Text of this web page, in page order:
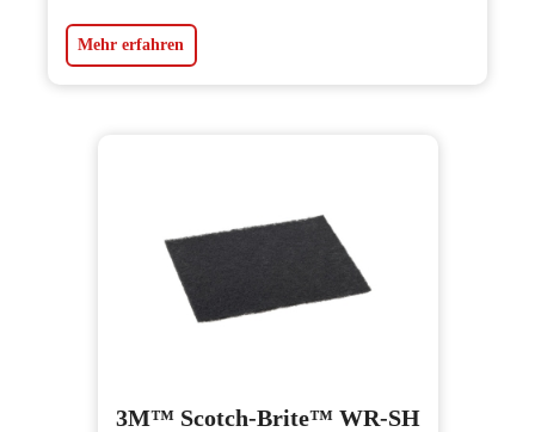
Mehr erfahren
3M™ Scotch-Brite™ WR-SH